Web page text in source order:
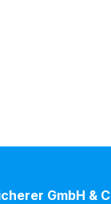
GmbH &